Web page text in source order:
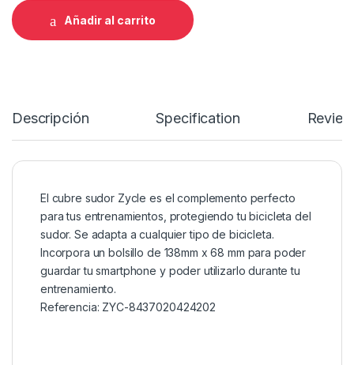
Añadir al carrito
Descripción Specification
El cubre sudor Zycle es el complemento perfecto
para tus entrenamientos, protegiendo tu bicicleta del
sudor. Se adapta a cualquier tipo de bicicleta.
Incorpora un bolsillo de 138mm x 68 mm para poder
guardar tu smartphone y poder utilizarlo durante tu
entrenamiento.
Referencia: ZYC-8437020424202